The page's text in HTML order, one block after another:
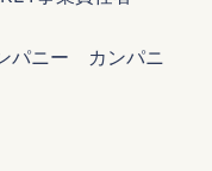
パニー カンパニ